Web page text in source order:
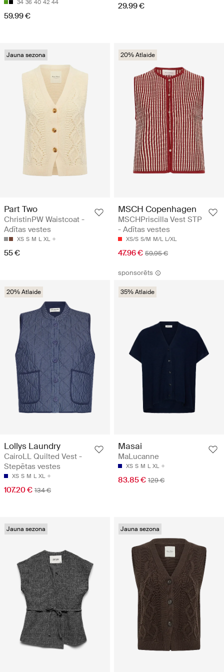
34 36 40 42 44
59.99 €
29.99 €
Jauna sezona
Part Two
ChristinPW Waistcoat -
Adītas vestes
XS S M L XL
55 €
20% Atlaide
MSCH Copenhagen
MSCHPriscilla Vest STP
- Adītas vestes
XS/S S/M M/L L/XL
47.96 € 59.95 €
20% Atlaide
Lollys Laundry
CairoLL Quilted Vest -
Stepētas vestes
XS S M L XL
107.20 € 134 €
sponsorēts
35% Atlaide
Masai
MaLucanne
XS S M L XL
83.85 € 129 €
Jauna sezona Jauna sezona